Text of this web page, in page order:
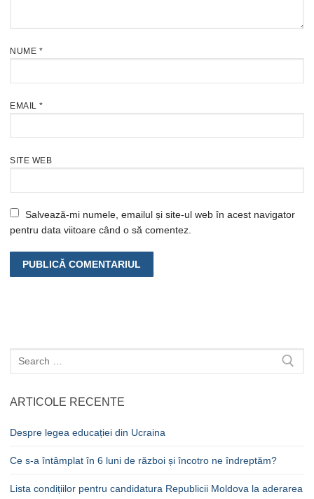
NUME *
EMAIL *
SITE WEB
Salvează-mi numele, emailul și site-ul web în acest navigator
pentru data viitoare când o să comentez.
Caută
după:
ARTICOLE RECENTE
Despre legea educației din Ucraina
Ce s-a întâmplat în 6 luni de război și încotro ne îndreptăm?
Lista condițiilor pentru candidatura Republicii Moldova la aderarea